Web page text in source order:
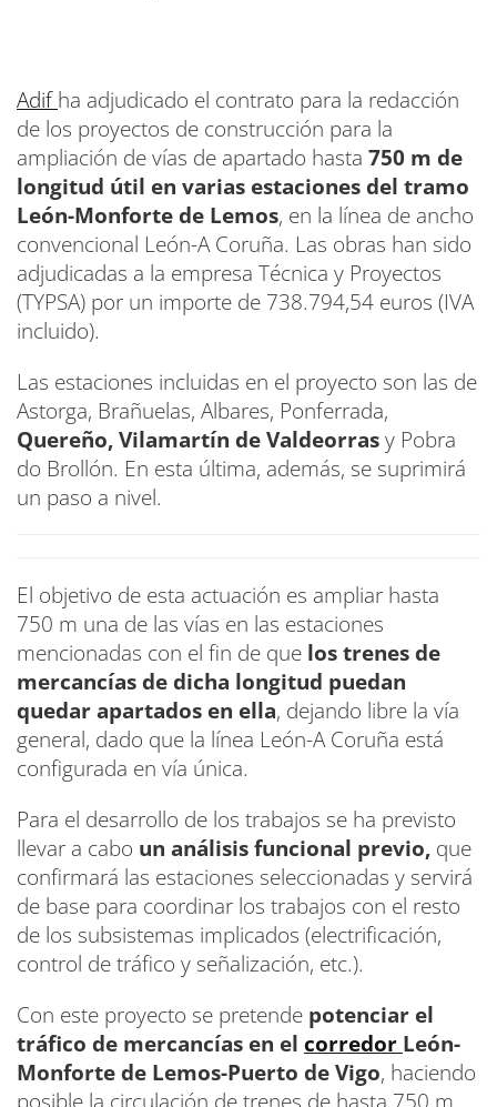
Adifha adjudicado el contrato para la redacción
de los proyectos de construcción para la
ampliación de vías de apartado hasta 750 m de
longitud útil en varias estaciones del tramo
León-Monforte de Lemos, en la línea de ancho
convencional León-A Coruña. Las obras han sido
adjudicadas a la empresa Técnica y Proyectos
(TYPSA) por un importe de 738.794,54 euros (IVA
incluido).
Las estaciones incluidas en el proyecto son las de
Astorga, Brañuelas, Albares, Ponferrada,
Quereño, Vilamartín de Valdeorrasy Pobra
do Brollón. En esta última, además, se suprimirá
un paso a nivel.
El objetivo de esta actuación es ampliar hasta
750 m una de las vías en las estaciones
mencionadas con el fin de que los trenes de
mercancías de dicha longitud puedan
quedar apartados en ella, dejando libre la vía
general, dado que la línea León-A Coruña está
configurada en vía única.
Para el desarrollo de los trabajos se ha previsto
llevar a cabo un análisis funcional previo, que
confirmará las estaciones seleccionadas y servirá
de base para coordinar los trabajos con el resto
de los subsistemas implicados (electrificación,
control de tráfico y señalización, etc.).
Con este proyecto se pretende potenciar el
tráfico de mercancías en el corredor León-
Monforte de Lemos-Puerto de Vigo, haciendo
posible la circulación de trenes de hasta 750 m